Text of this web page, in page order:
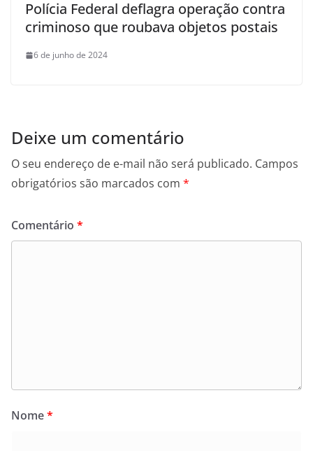
Polícia Federal deflagra operação contra
criminoso que roubava objetos postais
6 de junho de 2024
Deixe um comentário
O seu endereço de e-mail não será publicado. Campos
obrigatórios são marcados com *
Comentário *
Nome*